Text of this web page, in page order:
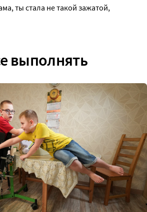
ты стала не такой зажатой,
выполнять